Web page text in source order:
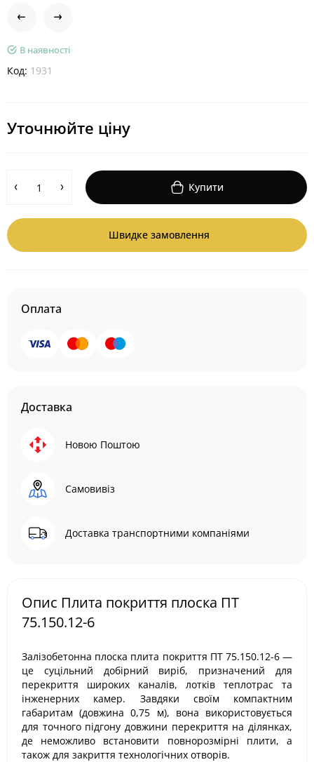
В наявності
Код: 1931
Уточнюйте ціну
Купити
Швидке замовлення
Оплата
Доставка
Новою Поштою
Самовивіз
Доставка транспортними компаніями
Опис Плита покриття плоска ПТ
75.150.12-6
Залізобетонна плоска плита покриття ПТ 75.150.12-6 —
це суцільний добірний виріб, призначений для
перекриття широких каналів, лотків теплотрас та
інженерних камер. Завдяки своїм компактним
габаритам (довжина 0,75 м), вона використовується
для точного підгону довжини перекриття на ділянках,
де неможливо встановити повнорозмірні плити, а
також для закриття технологічних отворів.